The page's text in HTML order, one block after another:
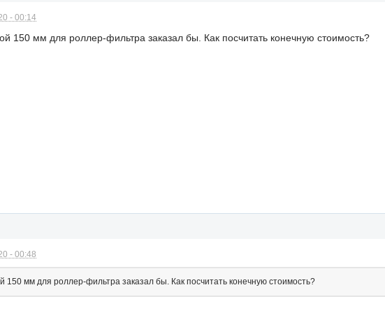
- 00:14
150 мм для роллер-фильтра заказал бы. Как посчитать конечную стоимость?
- 00:48
150 мм для роллер-фильтра заказал бы. Как посчитать конечную стоимость?